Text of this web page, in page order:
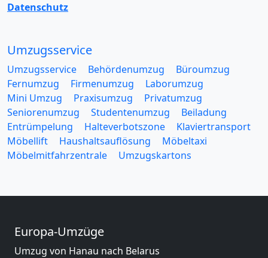
Datenschutz
Umzugsservice
Umzugsservice Behördenumzug
Büroumzug
Fernumzug
Firmenumzug
Laborumzug
Mini Umzug
Praxisumzug
Privatumzug
Seniorenumzug
Studentenumzug
Beiladung
Entrümpelung
Halteverbotszone
Klaviertransport
Möbellift
Haushaltsauflösung
Möbeltaxi
Möbelmitfahrzentrale
Umzugskartons
Europa-Umzüge
Umzug von Hanau nach Belarus